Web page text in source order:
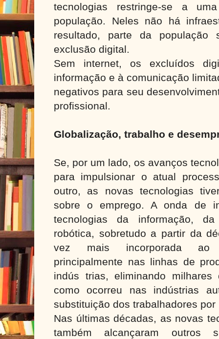
tecnologias restringe-se a
população. Neles não há
resultado, parte da população
exclusão digital.
Sem internet, os excluídos
informação e à comunicação
negativos para seu
profissional.
Globalização, trabalho e
Se, por um lado, os avanços
para impulsionar o atual
outro, as novas tecnologias
sobre o emprego. A onda de
tecnologias da informação,
robótica, sobretudo a partir da
vez mais incorporada ao
principalmente nas linhas de
indús trias, eliminando
como ocorreu nas indústrias
substituição dos trabalhadores por
Nas últimas décadas, as novas
também alcançaram outros